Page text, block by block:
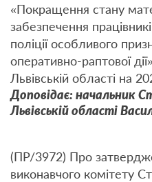
«Покращення стану
забезпечення
поліції особливого
оперативно-раптової
Львівській області на
Доповідає: начальник
Львівській області
(ПР/3972) Про
виконавчого комітету